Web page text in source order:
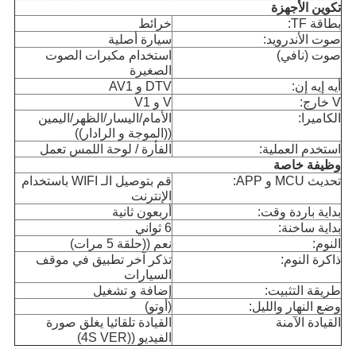
تكوين الأجهزة
بطاقة TF:
خرائط
صوت الأندرويد:
سيارة أصلية
صوت (نافي)
استخدام مكبرات الصوت
الصغيرة
أيه إيه إن:
DTV و AV1
V خارج:
V و V1
الكاميرا:
الأمام/اليسار/الظهر/اليمين
((الموجة و الرادار))
استخدم العملية:
الفأرة / لوحة اللمس تعمل
وظيفة خاصة
تحديث MCU و APP:
قم بتوصيل الـ WIFI باستخدام
الإنترنت
بداية باردة وقت:
أربعون ثانية
بداية ساخنة:
6 ثواني
النوم:
نعم ((حلقة 5 مرات)
ذاكرة النوم:
تذكر آخر تطبيق في موقف
السيارات
طريقة التثبيت:
إضافة و تشغيل
وضع النهار والليل:
(أوتو)
القيادة الآمنة
القيادة تلقائيا يغلق صورة
الفيديو ((4S VER)